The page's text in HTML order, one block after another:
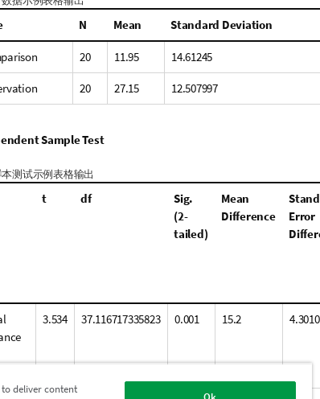
N Mean Standard Deviation
20 11.95 14.61245
20 27.15 12.507997
Sample Test
测试示例表格输出
t df
Sig.
(2-
tailed)
Mean
Difference
Error
3.534 37.116717335823 0.001 15.2
deliver content